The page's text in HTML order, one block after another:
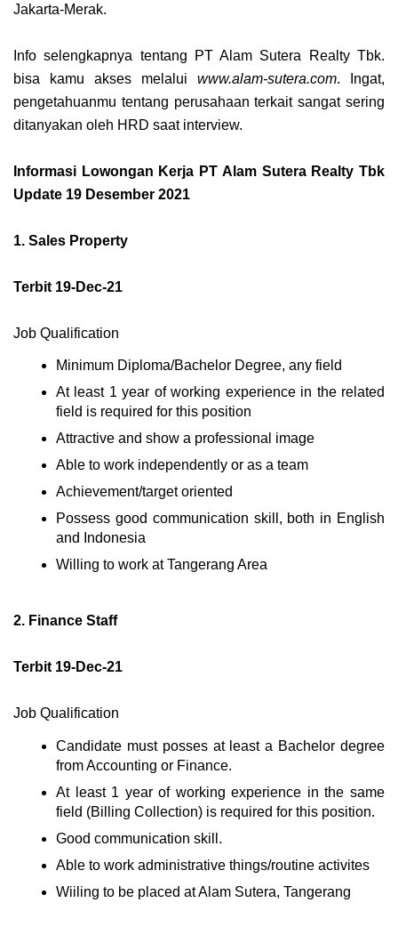
Jakarta-Merak.
Info selengkapnya tentang PT Alam Sutera Realty Tbk.
bisa kamu akses melalui www.alam-sutera.com. Ingat,
pengetahuanmu tentang perusahaan terkait sangat sering
ditanyakan oleh HRD saat interview.
Informasi Lowongan Kerja PT Alam Sutera Realty Tbk
Update 19 Desember 2021
1. Sales Property
Terbit 19-Dec-21
Job Qualification
Minimum Diploma/Bachelor Degree, any field
At least 1 year of working experience in the related
field is required for this position
Attractive and show a professional image
Able to work independently or as a team
Achievement/target oriented
Possess good communication skill, both in English
and Indonesia
Willing to work at Tangerang Area
2. Finance Staff
Terbit 19-Dec-21
Job Qualification
Candidate must posses at least a Bachelor degree
from Accounting or Finance.
At least 1 year of working experience in the same
field (Billing Collection) is required for this position.
Good communication skill.
Able to work administrative things/routine activites
Wiiling to be placed at Alam Sutera, Tangerang